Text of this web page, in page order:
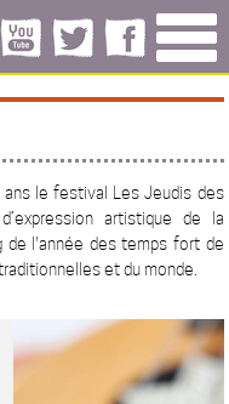
ans le festival Les Jeudis des
artistique de la
de l'année des temps fort de
et du monde.